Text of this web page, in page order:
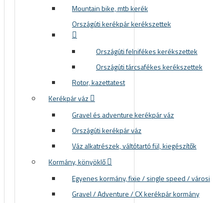
Mountain bike, mtb kerék
Országúti kerékpár kerékszettek
Országúti felnifékes kerékszettek
Országúti tárcsafékes kerékszettek
Rotor, kazettatest
Kerékpár váz
Gravel és adventure kerékpár váz
Országúti kerékpár váz
Váz alkatrészek, váltótartó fül, kiegészítők
Kormány, könyöklő
Egyenes kormány, fixie / single speed / városi
Gravel / Adventure / CX kerékpár kormány